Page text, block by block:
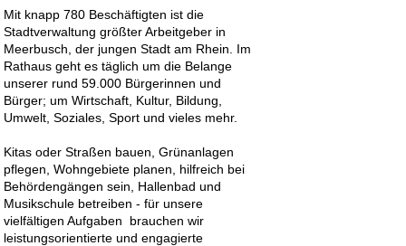
Mit knapp 780 Beschäftigten ist die
Stadtverwaltung größter Arbeitgeber in
Meerbusch, der jungen Stadt am Rhein. Im
Rathaus geht es täglich um die Belange
unserer rund 59.000 Bürgerinnen und
Bürger; um Wirtschaft, Kultur, Bildung,
Umwelt, Soziales, Sport und vieles mehr.
Kitas oder Straßen bauen, Grünanlagen
pflegen, Wohngebiete planen, hilfreich bei
Behördengängen sein, Hallenbad und
Musikschule betreiben - für unsere
vielfältigen Aufgaben brauchen wir
leistungsorientierte und engagierte